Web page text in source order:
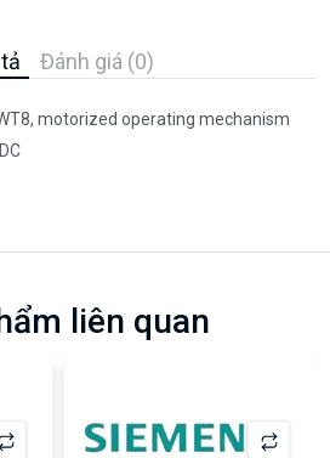
Đánh giá (0)
motorized operating mechanism
liên quan